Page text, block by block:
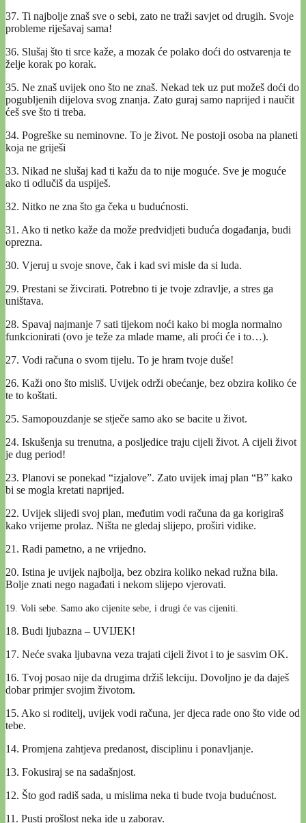
37. Ti najbolje znaš sve o sebi, zato ne traži savjet od drugih. Svoje
probleme riješavaj sama!
36. Slušaj što ti srce kaže, a mozak će polako doći do ostvarenja te
želje korak po korak.
35. Ne znaš uvijek ono što ne znaš. Nekad tek uz put možeš doći do
pogubljenih dijelova svog znanja. Zato guraj samo naprijed i naučit
ćeš sve što ti treba.
34. Pogreške su neminovne. To je život. Ne postoji osoba na planeti
koja ne griješi
33. Nikad ne slušaj kad ti kažu da to nije moguće. Sve je moguće
ako ti odlučiš da uspiješ.
32. Nitko ne zna što ga čeka u budućnosti.
31. Ako ti netko kaže da može predvidjeti buduća događanja, budi
oprezna.
30. Vjeruj u svoje snove, čak i kad svi misle da si luda.
29. Prestani se živcirati. Potrebno ti je tvoje zdravlje, a stres ga
uništava.
28. Spavaj najmanje 7 sati tijekom noći kako bi mogla normalno
funkcionirati (ovo je teže za mlade mame, ali proći će i to…).
27. Vodi računa o svom tijelu. To je hram tvoje duše!
26. Kaži ono što misliš. Uvijek održi obećanje, bez obzira koliko će
te to koštati.
25. Samopouzdanje se stječe samo ako se bacite u život.
24. Iskušenja su trenutna, a posljedice traju cijeli život. A cijeli život
je dug period!
23. Planovi se ponekad “izjalove”. Zato uvijek imaj plan “B” kako
bi se mogla kretati naprijed.
22. Uvijek slijedi svoj plan, međutim vodi računa da ga korigiraš
kako vrijeme prolaz. Ništa ne gledaj slijepo, proširi vidike.
21. Radi pametno, a ne vrijedno.
20. Istina je uvijek najbolja, bez obzira koliko nekad ružna bila.
Bolje znati nego nagađati i nekom slijepo vjerovati.
19. Voli sebe. Samo ako cijenite sebe, i drugi će vas cijeniti.
18. Budi ljubazna – UVIJEK!
17. Neće svaka ljubavna veza trajati cijeli život i to je sasvim OK.
16. Tvoj posao nije da drugima držiš lekciju. Dovoljno je da daješ
dobar primjer svojim životom.
15. Ako si roditelj, uvijek vodi računa, jer djeca rade ono što vide od
tebe.
14. Promjena zahtjeva predanost, disciplinu i ponavljanje.
13. Fokusiraj se na sadašnjost.
12. Što god radiš sada, u mislima neka ti bude tvoja budućnost.
11. Pusti prošlost neka ide u zaborav.